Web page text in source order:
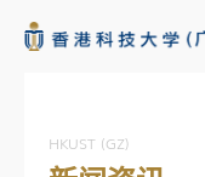
HKUST (GZ)